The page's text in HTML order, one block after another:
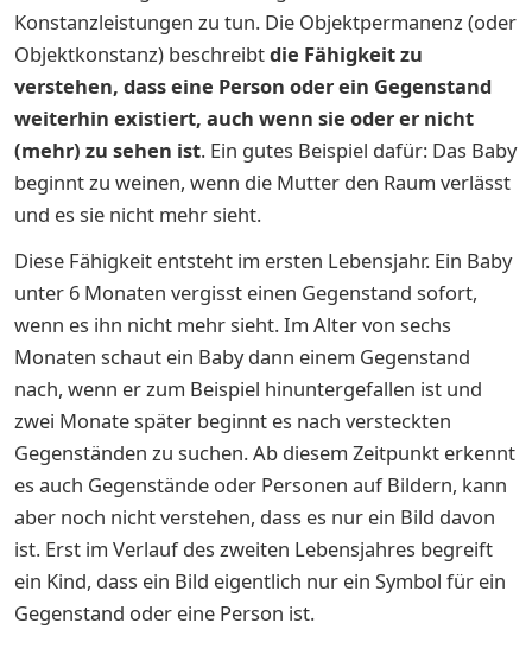
Konstanzleistungen zu tun. Die Objektpermanenz (oder
Objektkonstanz) beschreibtdie Fähigkeit zu
verstehen, dass eine Person oder ein Gegenstand
weiterhin existiert, auch wenn sie oder er nicht
(mehr) zu sehen ist. Ein gutes Beispiel dafür: Das Baby
beginnt zu weinen, wenn die Mutter den Raum verlässt
und es sie nicht mehr sieht.
Diese Fähigkeit entsteht im ersten Lebensjahr. Ein Baby
unter 6 Monaten vergisst einen Gegenstand sofort,
wenn es ihn nicht mehr sieht.Im Alter von sechs
Monaten schaut ein Baby dann einem Gegenstand
nach, wenn er zum Beispiel hinuntergefallen ist und
zwei Monate später beginnt es nach versteckten
Gegenständen zu suchen. Ab diesem Zeitpunkt erkennt
es auch Gegenstände oder Personen auf Bildern, kann
aber noch nicht verstehen, dass es nur ein Bild davon
ist. Erst im Verlauf des zweiten Lebensjahres begreift
ein Kind, dass ein Bild eigentlich nur ein Symbol für ein
Gegenstand oder eine Person ist.